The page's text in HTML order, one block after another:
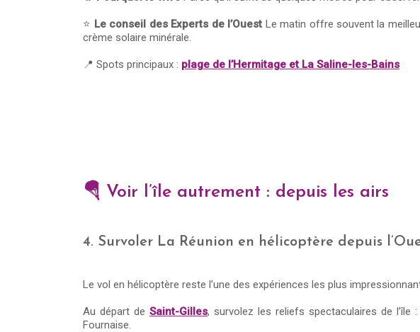
⭐ Le conseil des Experts de l’Ouest Le matin offre souvent la
crème solaire minérale.
📍 Spots principaux : plage de l’Hermitage et La Saline-les-Bains
🪂 Voir l’île autrement : depuis les airs
4. Survoler La Réunion en hélicoptère depuis
Le vol en hélicoptère reste l’une des expériences les plus
Au départ de Saint-Gilles, survolez les reliefs spectaculaires de
Fournaise.